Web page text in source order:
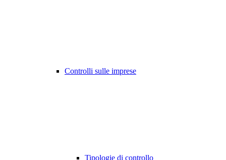
Controlli sulle imprese
Tipologie di controllo